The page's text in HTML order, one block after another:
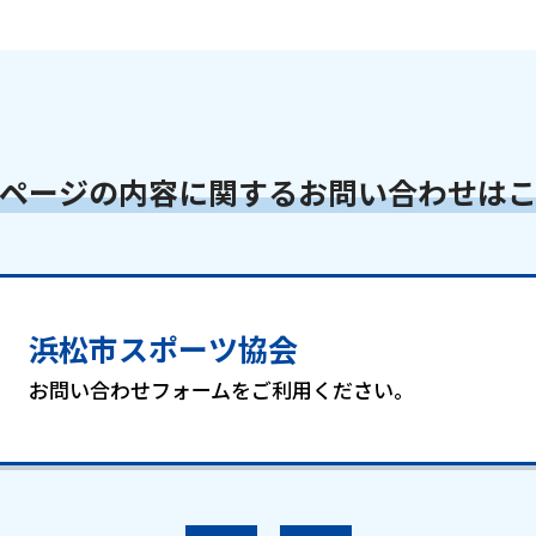
ージの内容に関するお問い合わせは
浜松市スポーツ協会
お問い合わせフォームをご利用ください。